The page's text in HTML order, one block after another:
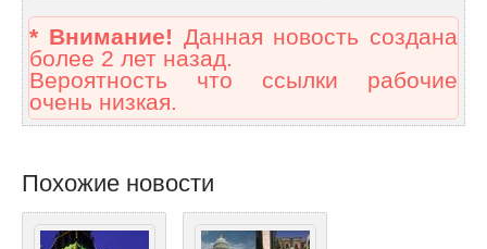
* Внимание! Данная новость создана
более 2 лет назад.
Вероятность что ссылки рабочие
очень низкая.
Похожие новости